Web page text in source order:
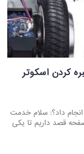
کردن اسکوتر
داد؟: سلام خدمت
قصد داریم تا یکی